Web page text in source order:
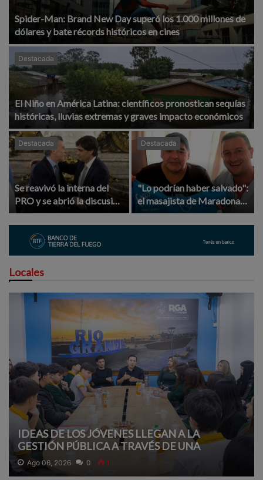
Spider-Man: Brand New Day superó los 1.000 millones de
dólares y bate récords históricos en cines
Destacada
El Niño en América Latina: científicos pronostican sequías
históricas, lluvias extremas y graves impacto económicos
Destacada
Se reavivó la interna del
PRO y se abrió la discusión
por las alianzas electorales
Destacada
"Lo podrían haber salvado":
el masajista de Maradona
hundió a Luque y reveló el
abandono que sufrió el
Locales
IDEAS DE LOS JÓVENES LLEGAN A LA
GESTIÓN PÚBLICA A TRAVÉS DE UNA
PROPUESTA EDUCATIVA
Ago 06, 2026 0 1